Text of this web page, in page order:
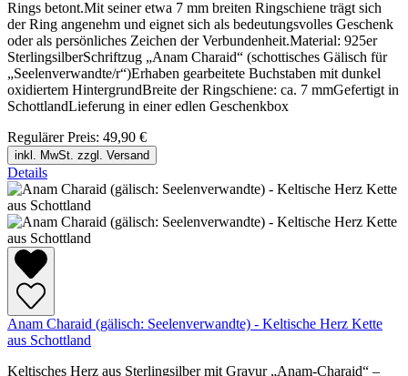
Rings betont.Mit seiner etwa 7 mm breiten Ringschiene trägt sich
der Ring angenehm und eignet sich als bedeutungsvolles Geschenk
oder als persönliches Zeichen der Verbundenheit.Material: 925er
SterlingsilberSchriftzug „Anam Charaid“ (schottisches Gälisch für
„Seelenverwandte/r“)Erhaben gearbeitete Buchstaben mit dunkel
oxidiertem HintergrundBreite der Ringschiene: ca. 7 mmGefertigt in
SchottlandLieferung in einer edlen Geschenkbox
Regulärer Preis: 49,90 €
inkl. MwSt. zzgl. Versand
Details
Anam Charaid (gälisch: Seelenverwandte) - Keltische Herz Kette
aus Schottland
Keltisches Herz aus Sterlingsilber mit Gravur „Anam-Charaid“ –